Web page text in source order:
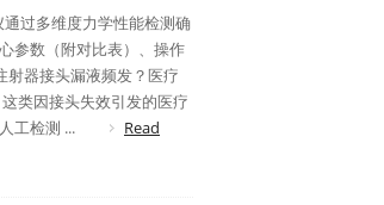
过多维度力学性能检测确
参数（附对比表）、操作
射器接头漏液频发？医疗
类因接头失效引发的医疗
工检测 ...
Read